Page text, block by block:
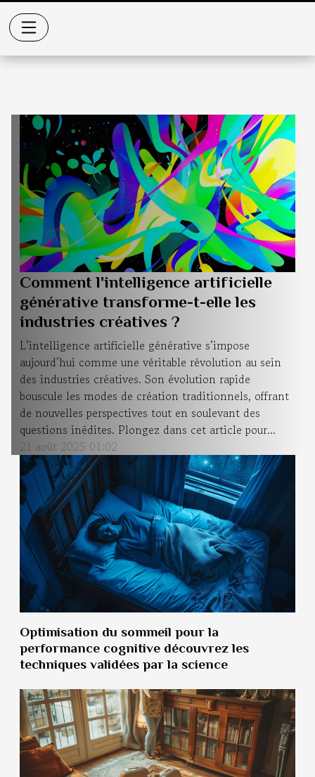
Comment l'intelligence artificielle
générative transforme-t-elle les
industries créatives ?
L’intelligence artificielle générative s’impose
aujourd’hui comme une véritable révolution au sein
des industries créatives. Son évolution rapide
bouscule les modes de création traditionnels, offrant
de nouvelles perspectives tout en soulevant des
questions inédites. Plongez dans cet article pour...
21 août 2025 01:02
Optimisation du sommeil pour la
performance cognitive découvrez les
techniques validées par la science